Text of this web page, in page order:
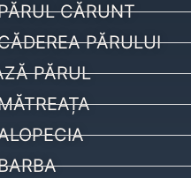
CĂRUNT
PĂRULUI
PĂRUL